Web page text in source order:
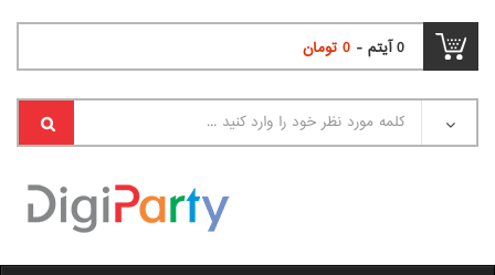
0آیتم - 0 تومان